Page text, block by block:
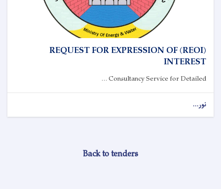
(REOI) REQUEST FOR EXPRESSION OF
INTEREST
Consultancy Service for Detailed ...
نور...
Back to tenders